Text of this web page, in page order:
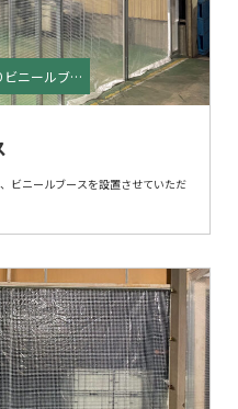
ビニールブースを設置させていただ
空調管理に最適です。
ンにて製作させていただきました。
せください！
ニールブー